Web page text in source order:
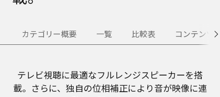
カテゴリー概要 一覧 比較表 コンテンツ
テレビ視聴に最適なフルレンジスピーカーを搭
載。さらに、独自の位相補正により音が映像に連